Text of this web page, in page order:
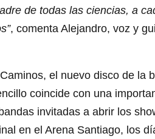
de todas las ciencias, a
, comenta Alejandro, voz y
el nuevo disco de la
coincide con una
invitadas a abrir los
en el Arena Santiago, los